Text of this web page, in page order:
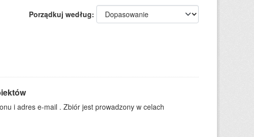
Porządkuj według
i adres e-mail . Zbiór jest prowadzony w celach